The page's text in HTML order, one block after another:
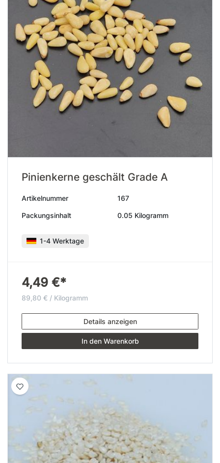
Pinienkerne geschält Grade A
Artikelnummer 167
Packungsinhalt 0.05 Kilogramm
1-4 Werktage
4,49 €*
89,80 € / Kilogramm
Details anzeigen
In den Warenkorb